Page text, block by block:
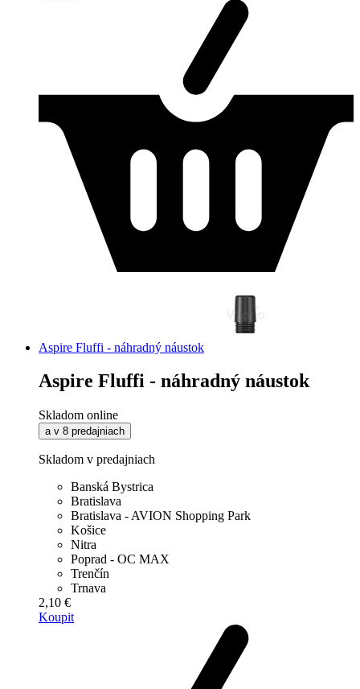
Aspire Fluffi - náhradný náustok
Aspire Fluffi - náhradný náustok
Skladom online
a v 8 predajniach
Skladom v predajniach
Banská Bystrica
Bratislava
Bratislava - AVION Shopping Park
Košice
Nitra
Poprad - OC MAX
Trenčín
Trnava
2,10 €
Koupit